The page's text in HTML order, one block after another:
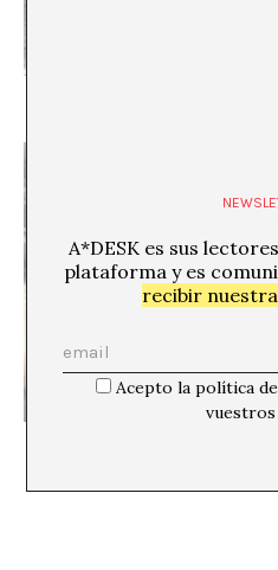
A*DESK es sus
plataforma y es
recibir
Acepto la política
vuestros